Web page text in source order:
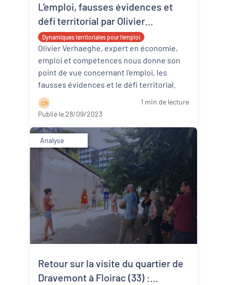
Revitalisation des centres-bourgs et
centres-villes
Dynamiques territoriales pour l’emploi
Transitions
Date de publication
Dynamiques territoriales pour l’emploi
L’emploi, fausses évidences et
défi territorial par Olivier
Verhaeghe
Olivier Verhaeghe, expert en économie,
emploi et compétences nous donne son
point de vue concernant l'emploi, les
fausses évidences et le défi territorial.
C R
1 min de lecture
Publié le 28/09/2023
Analyse
Retour sur la visite du quartier de
Dravemont à Floirac (33) :